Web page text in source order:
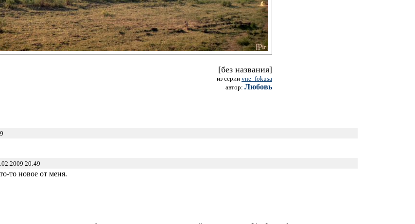
[без названия]
из серии vne_fokusa
автор: Любовь
20:49
то новое от меня.